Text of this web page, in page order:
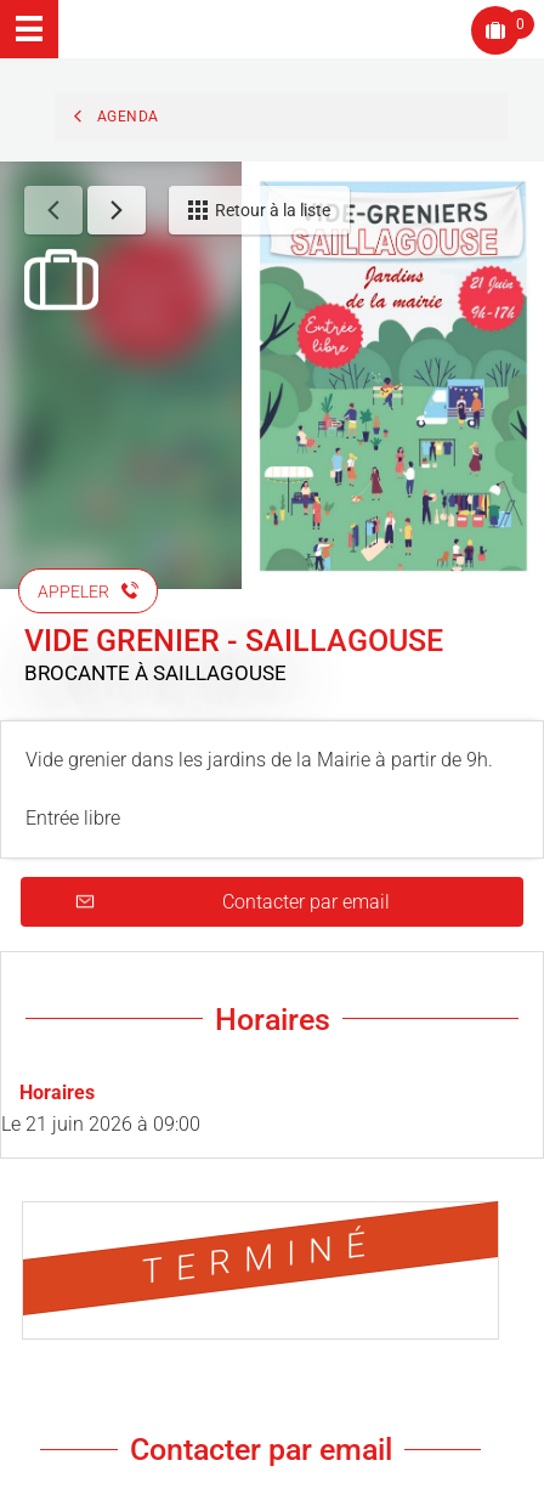
0
AGENDA
Retour à la liste
APPELER
VIDE GRENIER - SAILLAGOUSE
BROCANTE À SAILLAGOUSE
Vide grenier dans les jardins de la Mairie à partir de 9h.
Entrée libre
Contacter par email
Horaires
Horaires
Le 21 juin 2026 à 09:00
TERMINÉ
Contacter par email